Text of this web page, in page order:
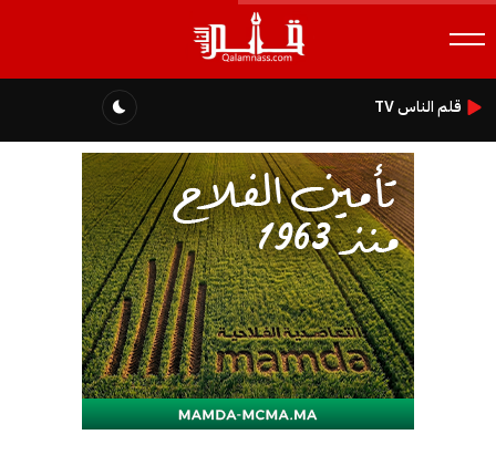
قلم الناس TV